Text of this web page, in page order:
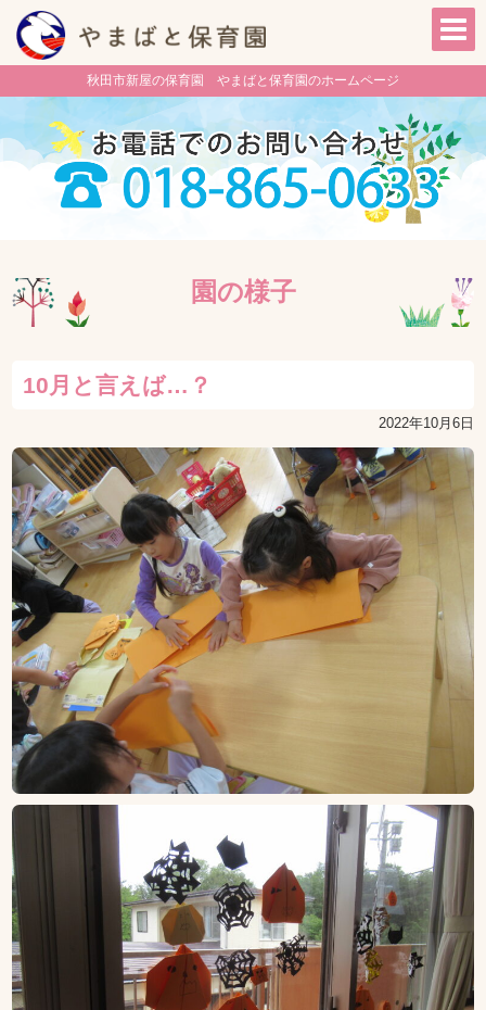
秋田市新屋の保育園 やまばと保育園のホームページ
園の様子
10月と言えば…？
2022年10月6日